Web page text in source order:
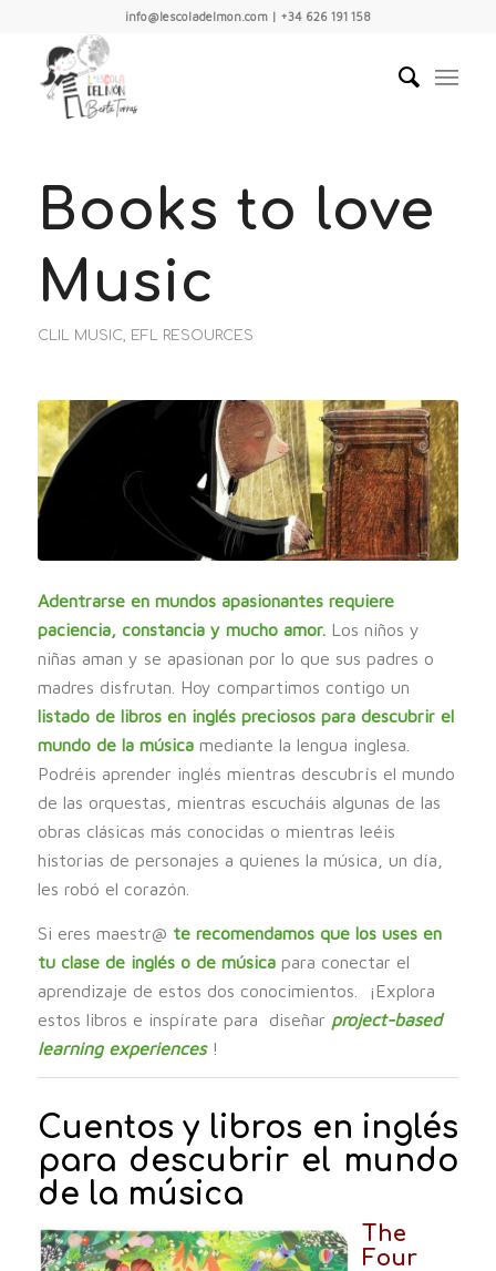
info@lescoladelmon.com | +34 626 191 158
Books to love
Music
CLIL MUSIC, EFL RESOURCES
Adentrarse en mundos apasionantes requiere
paciencia, constancia y mucho amor. Los niños y
niñas aman y se apasionan por lo que sus padres o
madres disfrutan. Hoy compartimos contigo un
listado de libros en inglés preciosos para descubrir el
mundo de la músicamediante la lengua inglesa.
Podréis aprender inglés mientras descubrís el mundo
de las orquestas, mientras escucháis algunas de las
obras clásicas más conocidas o mientras leéis
historias de personajes a quienes la música, un día,
les robó el corazón.
Si eres maestr@ te recomendamos que los uses en
tu clase de inglés o de músicapara conectar el
aprendizaje de estos dos conocimientos. ¡Explora
estos libros e inspírate para diseñar project-based
learning experiences!
Cuentos y libros en inglés
para descubrir el mundo
de la música
The
Four